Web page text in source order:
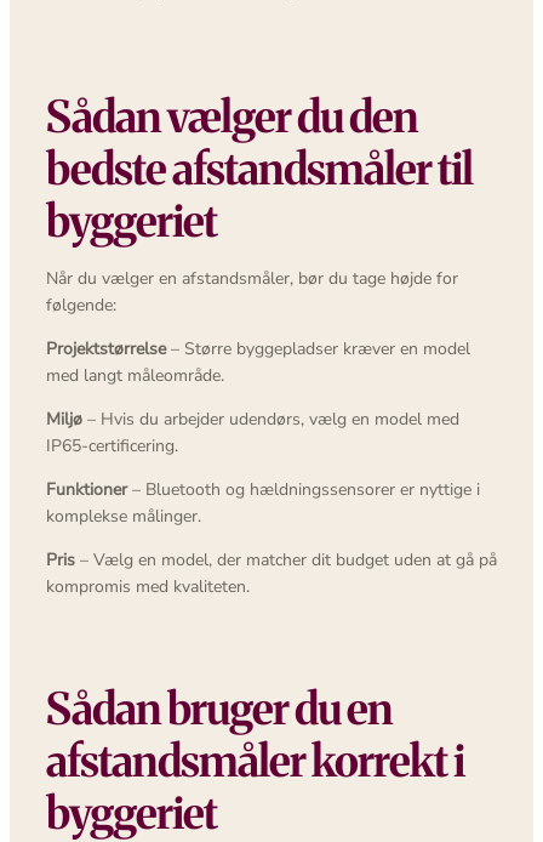
Sådan vælger du den
bedste afstandsmåler til
byggeriet
Når du vælger en afstandsmåler, bør du tage højde for
følgende:
Projektstørrelse– Større byggepladser kræver en model
med langt måleområde.
Miljø – Hvis du arbejder udendørs, vælg en model med
IP65-certificering.
Funktioner– Bluetooth og hældningssensorer er nyttige i
komplekse målinger.
Pris – Vælg en model, der matcher dit budget uden at gå på
kompromis med kvaliteten.
Sådan bruger du en
afstandsmåler korrekt i
byggeriet